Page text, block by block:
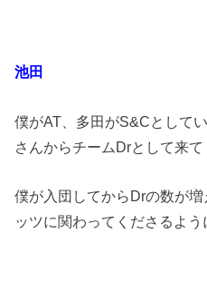
池田
僕がAT、多田がS&Cとして
さんからチームDrとして来て
僕が入団してからDrの数が
ッツに関わってくださるよう